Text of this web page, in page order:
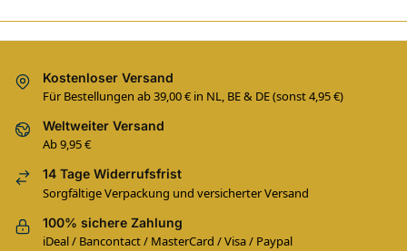
Kostenloser Versand
Für Bestellungen ab 39,00 € in NL, BE & DE (sonst 4,95 €)
Weltweiter Versand
Ab 9,95 €
14 Tage Widerrufsfrist
Sorgfältige Verpackung und versicherter Versand
100% sichere Zahlung
iDeal / Bancontact / MasterCard / Visa / Paypal